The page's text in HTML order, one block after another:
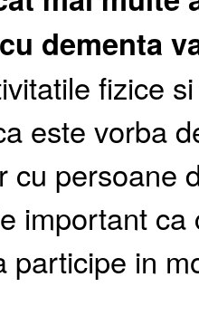
dementa
fizice
este vorba
cu persoane
important
participe in